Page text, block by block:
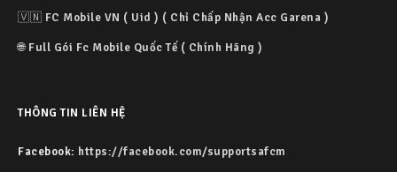
🇻🇳 FC Mobile VN ( Uid ) ( Chỉ Chấp Nhận Acc Garena )
🌐 Full Gói Fc Mobile Quốc Tế ( Chính Hãng )
THÔNG TIN LIÊN HỆ
Facebook: https://facebook.com/supportsafcm